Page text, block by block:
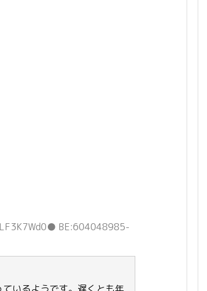
BE:604048985-